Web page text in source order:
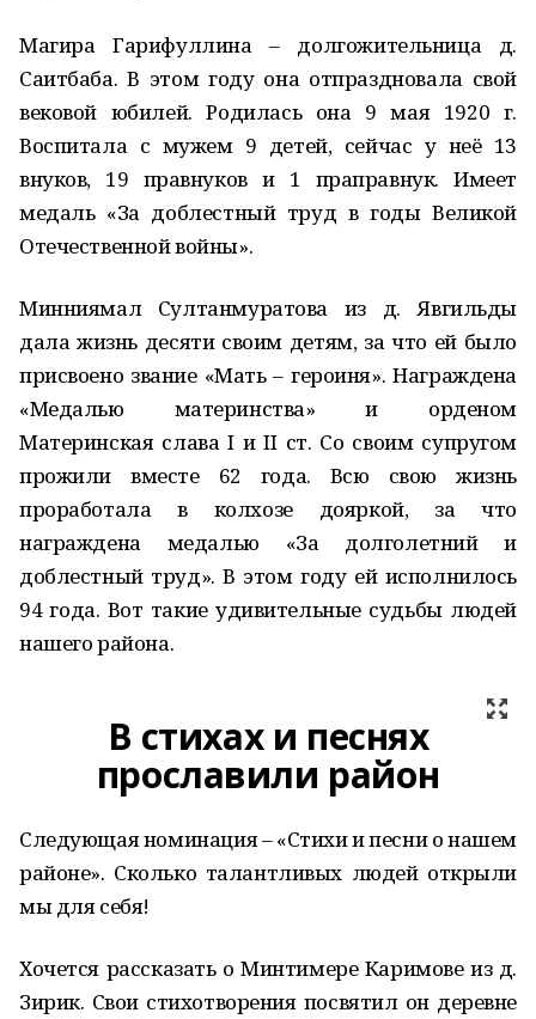
Магира Гарифуллина – долгожительница д.
Саитбаба. В этом году она отпраздновала свой
вековой юбилей. Родилась она 9 мая 1920 г.
Воспитала с мужем 9 детей, сейчас у неё 13
внуков, 19 правнуков и 1 праправнук. Имеет
медаль «За доблестный труд в годы Великой
Отечественной войны».
Минниямал Султанмуратова из д. Явгильды
дала жизнь десяти своим детям, за что ей было
присвоено звание «Мать – героиня». Награждена
«Медалью материнства» и орденом
Материнская слава I и II ст. Со своим супругом
прожили вместе 62 года. Всю свою жизнь
проработала в колхозе дояркой, за что
награждена медалью «За долголетний и
доблестный труд». В этом году ей исполнилось
94 года. Вот такие удивительные судьбы людей
нашего района.
В стихах и песнях
прославили район
Следующая номинация – «Стихи и песни о нашем
районе». Сколько талантливых людей открыли
мы для себя!
Хочется рассказать о Минтимере Каримове из д.
Зирик. Свои стихотворения посвятил он деревне